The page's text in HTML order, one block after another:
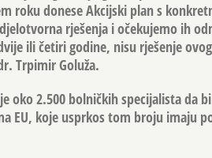
roku donese Akcijski plan s
rješenja i očekujemo ih
ili četiri godine, nisu rješenje
Trpimir Goluža.
oko 2.500 bolničkih specijalista da
EU, koje usprkos tom broju imaju